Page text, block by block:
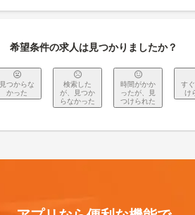
希望条件の求人は見つかりましたか？
見つからな
かった
検索した
が、見つか
らなかった
時間がかか
ったが、見
つけられた
す
け